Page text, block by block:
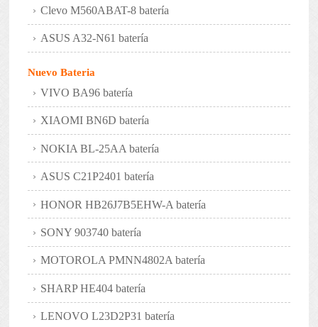
Clevo M560ABAT-8 batería
ASUS A32-N61 batería
Nuevo Bateria
VIVO BA96 batería
XIAOMI BN6D batería
NOKIA BL-25AA batería
ASUS C21P2401 batería
HONOR HB26J7B5EHW-A batería
SONY 903740 batería
MOTOROLA PMNN4802A batería
SHARP HE404 batería
LENOVO L23D2P31 batería